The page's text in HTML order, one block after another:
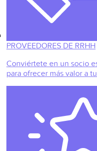
PROVEEDORES DE RRHH
Conviértete en un socio
para ofrecer más valor a